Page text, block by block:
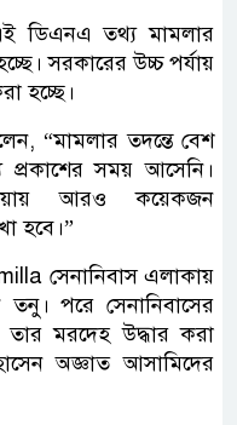
ডিএনএ তথ্য মামলার
সরকারের উচ্চ পর্যায়
হচ্ছে।
“মামলার তদন্তে বেশ
সময় আসেনি।
আরও কয়েকজন
হবে।”
সেনানিবাস এলাকায়
পরে সেনানিবাসের
তার মরদেহ উদ্ধার করা
অজ্ঞাত আসামিদের